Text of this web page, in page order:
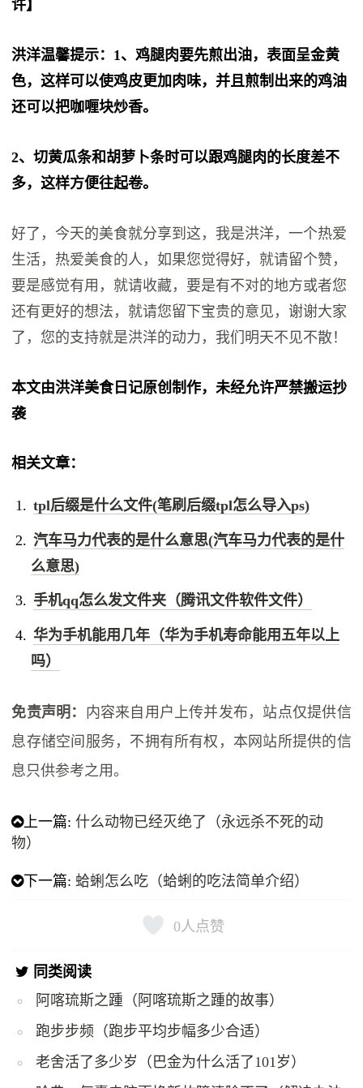
许】
洪洋温馨提示：1、鸡腿肉要先煎出油，表面呈金黄
色，这样可以使鸡皮更加肉味，并且煎制出来的鸡油
还可以把咖喱块炒香。
2、切黄瓜条和胡萝卜条时可以跟鸡腿肉的长度差不
多，这样方便往起卷。
好了，今天的美食就分享到这，我是洪洋，一个热爱
生活，热爱美食的人，如果您觉得好，就请留个赞，
要是感觉有用，就请收藏，要是有不对的地方或者您
还有更好的想法，就请您留下宝贵的意见，谢谢大家
了，您的支持就是洪洋的动力，我们明天不见不散！
本文由洪洋美食日记原创制作，未经允许严禁搬运抄
袭
相关文章：
tpl后缀是什么文件(笔刷后缀tpl怎么导入ps)
汽车马力代表的是什么意思(汽车马力代表的是什
么意思)
手机qq怎么发文件夹（腾讯文件软件文件）
华为手机能用几年（华为手机寿命能用五年以上
吗）
免责声明： 内容来自用户上传并发布，站点仅提供信
息存储空间服务，不拥有所有权，本网站所提供的信
息只供参考之用。
上一篇:什么动物已经灭绝了（永远杀不死的动
物）
下一篇:蛤蜊怎么吃（蛤蜊的吃法简单介绍）
0人点赞
同类阅读
阿喀琉斯之踵（阿喀琉斯之踵的故事）
跑步步频（跑步平均步幅多少合适）
老舍活了多少岁（巴金为什么活了101岁）